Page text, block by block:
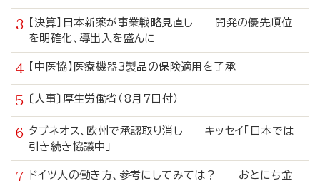
【決算】日本新薬が事業戦略見直し 開発の優先順位
を明確化、導出入を盛んに
【中医協】医療機器3製品の保険適用を了承
〔人事〕厚生労働省（8月7日付）
タブネオス、欧州で承認取り消し キッセイ「日本では
引き続き協議中」
ドイツ人の働き方、参考にしてみては？ おとにち金